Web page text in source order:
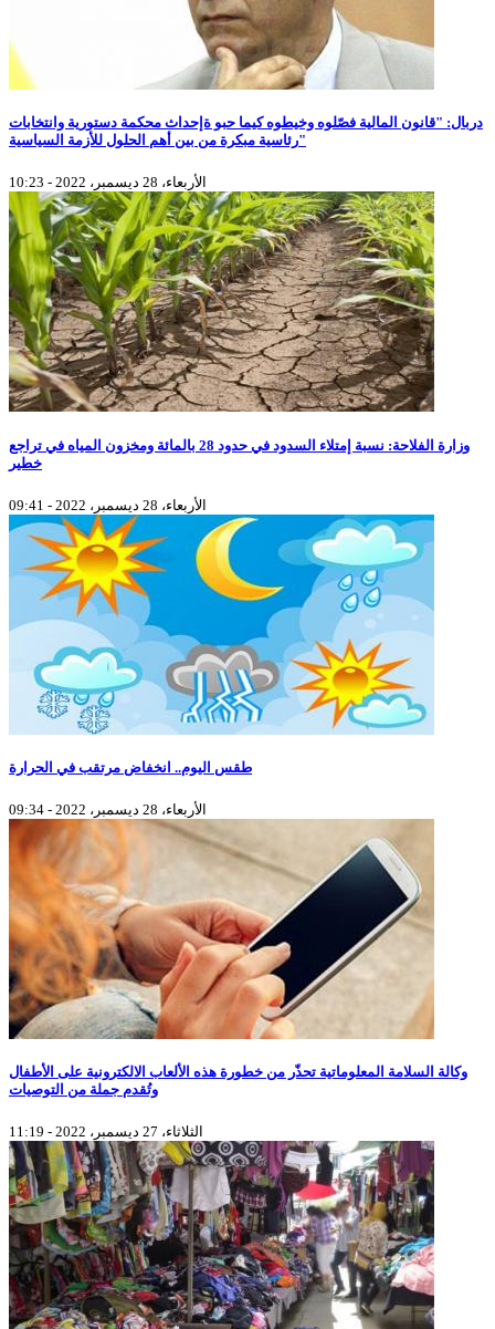
دربال: "قانون المالية فصّلوه وخيطوه كيما حبو ةإحداث محكمة دستورية وانتخابات
رئاسية مبكرة من بين أهم الحلول للأزمة السياسية"
الأربعاء، 28 ديسمبر، 2022 - 10:23
وزارة الفلاحة: نسبة إمتلاء السدود في حدود 28 بالمائة ومخزون المياه في تراجع
خطير
الأربعاء، 28 ديسمبر، 2022 - 09:41
طقس اليوم.. انخفاض مرتقب في الحرارة
الأربعاء، 28 ديسمبر، 2022 - 09:34
وكالة السلامة المعلوماتية تحذّر من خطورة هذه الألعاب الالكترونية على الأطفال
وتُقدم جملة من التوصيات
الثلاثاء، 27 ديسمبر، 2022 - 11:19